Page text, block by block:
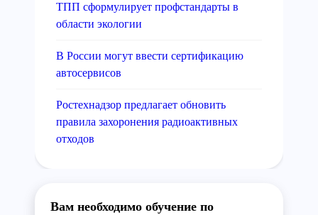
ТПП сформулирует профстандарты в
области экологии
В России могут ввести сертификацию
автосервисов
Ростехнадзор предлагает обновить
правила захоронения радиоактивных
отходов
Вам необходимо обучение по